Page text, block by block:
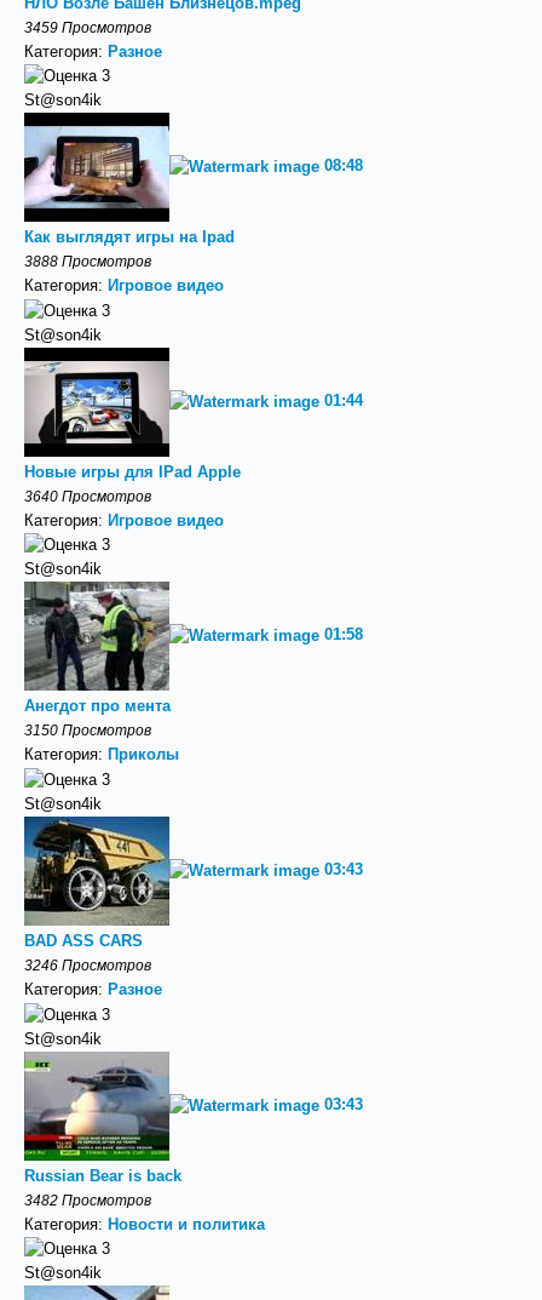
3459 Просмотров
Категория: Разное
St@son4ik
08:48
Как выглядят игры на Ipad
3888 Просмотров
Категория: Игровое видео
St@son4ik
01:44
Новые игры для IPad Apple
3640 Просмотров
Категория: Игровое видео
St@son4ik
01:58
Анегдот про мента
3150 Просмотров
Категория: Приколы
St@son4ik
03:43
BAD ASS CARS
3246 Просмотров
Категория: Разное
St@son4ik
03:43
Russian Bear is back
3482 Просмотров
Категория: Новости и политика
St@son4ik